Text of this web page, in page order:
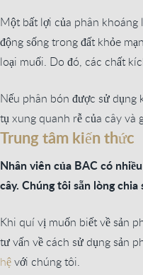
Một bất lợi của phân
động sống trong đất khỏe
loại muối. Do đó, các chất
Nếu phân bón được sử
tụ xung quanh rễ của cây và
Trung tâm kiến thức
Nhân viên của BAC có
cây. Chúng tôi sẵn lòng
Khi quí vị muốn biết về sản
tư vấn về cách sử dụng sản
hệvới chúng tôi.